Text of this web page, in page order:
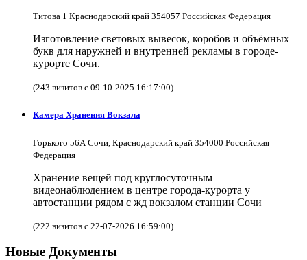
Титова 1 Краснодарский край 354057 Российская Федерация
Изготовление световых вывесок, коробов и объёмных
букв для наружней и внутренней рекламы в городе-
курорте Сочи.
(243 визитов с 09-10-2025 16:17:00)
Камера Хранения Вокзала
Горького 56А Сочи, Краснодарский край 354000 Российская
Федерация
Хранение вещей под круглосуточным
видеонаблюдением в центре города-курорта у
автостанции рядом с жд вокзалом станции Сочи
(222 визитов с 22-07-2026 16:59:00)
Новые Документы